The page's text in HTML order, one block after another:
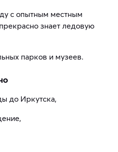
с опытным местным
знает ледовую
парков и музеев.
до Иркутска,